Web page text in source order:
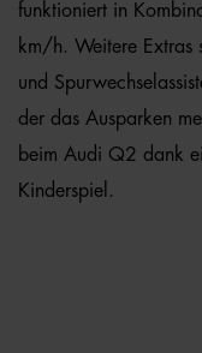
funktioniert in
km/h. Weitere Extras
und
der das Ausparken
beim Audi Q2 dank
Kinderspiel.